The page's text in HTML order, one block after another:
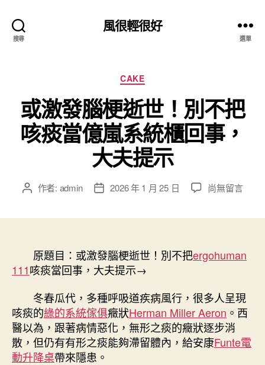
搜尋
風很輕很好
選單
分
類
CAKE
或激發腦梗逝世！別不把
咳痰當億嵐系統櫃回事，
大夫提示
文 作者: admin
文
期
2026 年 1 月 25 日
在
梗
逝
別
不
把
咳
痰
尚無留言
原題目：或激發腦梗逝世！別不把ergohuman
111咳痰當回事，大夫提示→
冬春瓜代，多種呼吸道疾病風行，很多人呈現
咳痰的綠的系統傢俱癥狀Herman Miller Aeron 。西
醫以為，跟著病情惡化，無形之痰的癥狀逐步消
散，但仍有有形之痰能夠滯留體內，給安康Funte電
動升降桌帶來隱患。